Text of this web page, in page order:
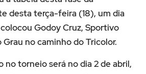
desta terça-feira (18), um dia
Godoy Cruz, Sportivo
no caminho do Tricolor.
no torneio será no dia 2 de abril,